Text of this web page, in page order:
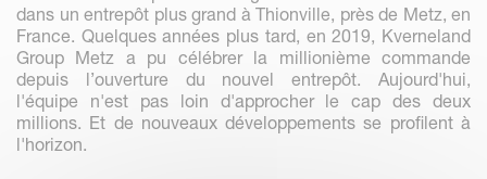
dans un entrepôt plus grand à Thionville, près de Metz, en
France. Quelques années plus tard, en 2019, Kverneland
Group Metz a pu célébrer la millionième commande
depuis l’ouverture du nouvel entrepôt. Aujourd'hui,
l'équipe n'est pas loin d'approcher le cap des deux
millions. Et de nouveaux développements se profilent à
l'horizon.